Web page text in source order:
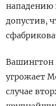
нападению
допустив,
Вашингтон
угрожает
случае